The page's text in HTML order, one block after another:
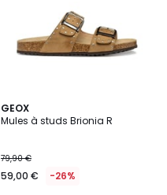
GEOX
Mules à studs Brionia R
79,90 €
59,00 € -26%
3
/